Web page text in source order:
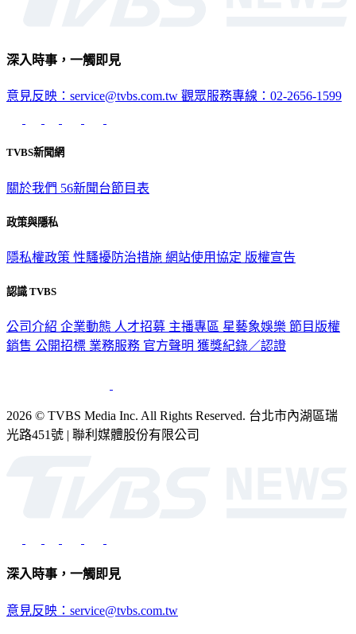
深入時事，一觸即見
意見反映：service@tvbs.com.tw 觀眾服務專線：02-2656-1599
TVBS新聞網
關於我們 56新聞台節目表
政策與隱私
隱私權政策 性騷擾防治措施 網站使用協定 版權宣告
認識 TVBS
公司介紹 企業動態 人才招募 主播專區 星藝象娛樂 節目版權
銷售 公開招標 業務服務 官方聲明 獲獎紀錄／認證
2026 © TVBS Media Inc. All Rights Reserved. 台北市內湖區瑞
光路451號 | 聯利媒體股份有限公司
深入時事，一觸即見
意見反映：service@tvbs.com.tw